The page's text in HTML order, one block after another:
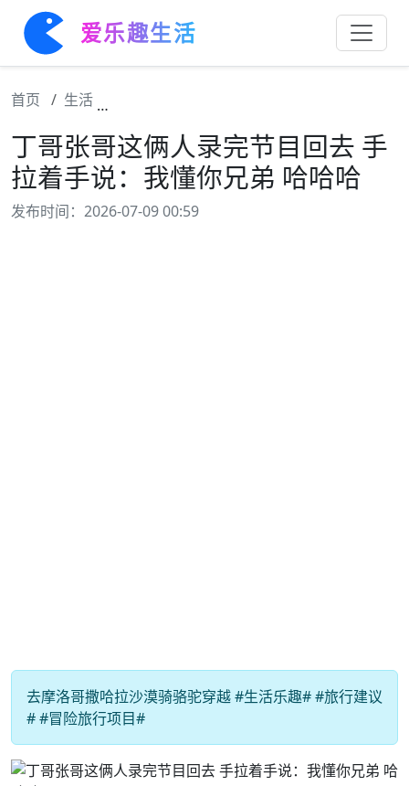
爱乐趣生活
首页 生活
丁哥张哥这俩人录完节目回去 手
拉着手说：我懂你兄弟 哈哈哈
发布时间：2026-07-09 00:59
去摩洛哥撒哈拉沙漠骑骆驼穿越 #生活乐趣# #旅行建议
# #冒险旅行项目#